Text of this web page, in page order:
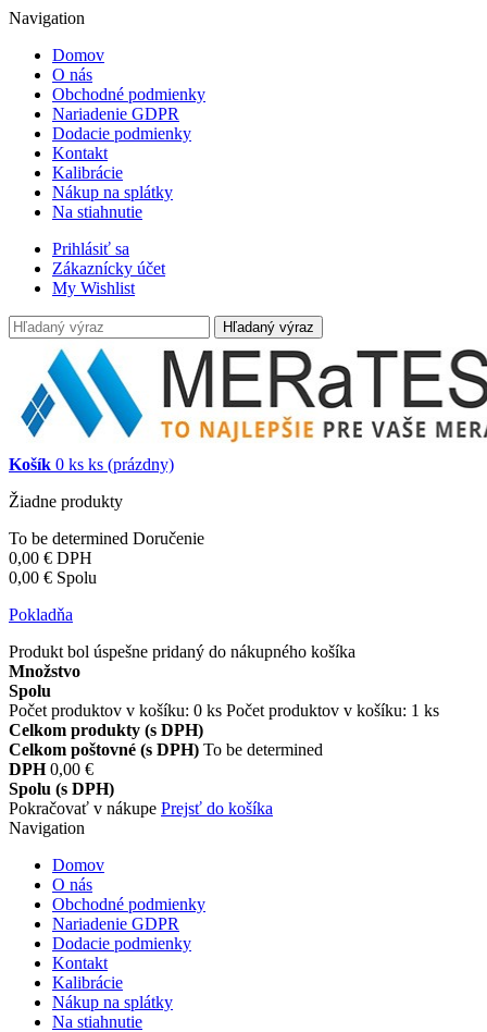
Navigation
Domov
O nás
Obchodné podmienky
Nariadenie GDPR
Dodacie podmienky
Kontakt
Kalibrácie
Nákup na splátky
Na stiahnutie
Prihlásiť sa
Zákaznícky účet
My Wishlist
Hľadaný výraz
Košík 0 ks ks (prázdny)
Žiadne produkty
To be determined Doručenie
0,00 € DPH
0,00 € Spolu
Pokladňa
Produkt bol úspešne pridaný do nákupného košíka
Množstvo
Spolu
Počet produktov v košíku: 0 ks Počet produktov v košíku: 1 ks
Celkom produkty (s DPH)
Celkom poštovné (s DPH) To be determined
DPH 0,00 €
Spolu (s DPH)
Pokračovať v nákupe Prejsť do košíka
Navigation
Domov
O nás
Obchodné podmienky
Nariadenie GDPR
Dodacie podmienky
Kontakt
Kalibrácie
Nákup na splátky
Na stiahnutie